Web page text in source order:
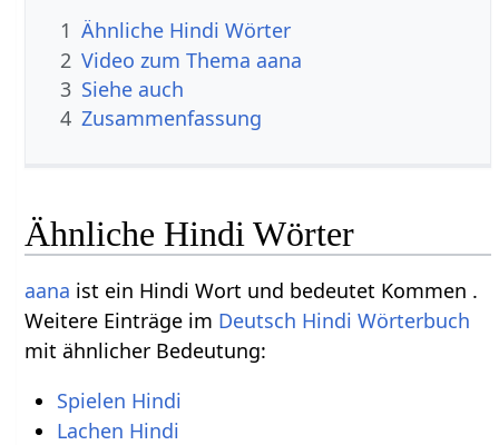
1 Ähnliche Hindi Wörter
2 Video zum Thema aana
3 Siehe auch
4 Zusammenfassung
Ähnliche Hindi Wörter
aana ist ein Hindi Wort und bedeutet Kommen .
Weitere Einträge im Deutsch Hindi Wörterbuch
mit ähnlicher Bedeutung:
Spielen Hindi
Lachen Hindi